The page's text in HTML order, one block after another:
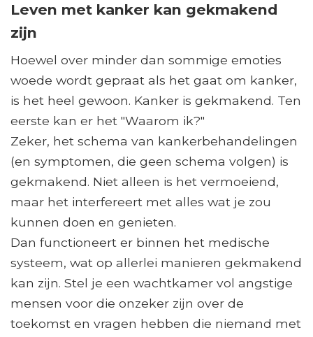
Leven met kanker kan gekmakend
zijn
Hoewel over minder dan sommige emoties
woede wordt gepraat als het gaat om kanker,
is het heel gewoon. Kanker is gekmakend. Ten
eerste kan er het "Waarom ik?"
Zeker, het schema van kankerbehandelingen
(en symptomen, die geen schema volgen) is
gekmakend. Niet alleen is het vermoeiend,
maar het interfereert met alles wat je zou
kunnen doen en genieten.
Dan functioneert er binnen het medische
systeem, wat op allerlei manieren gekmakend
kan zijn. Stel je een wachtkamer vol angstige
mensen voor die onzeker zijn over de
toekomst en vragen hebben die niemand met